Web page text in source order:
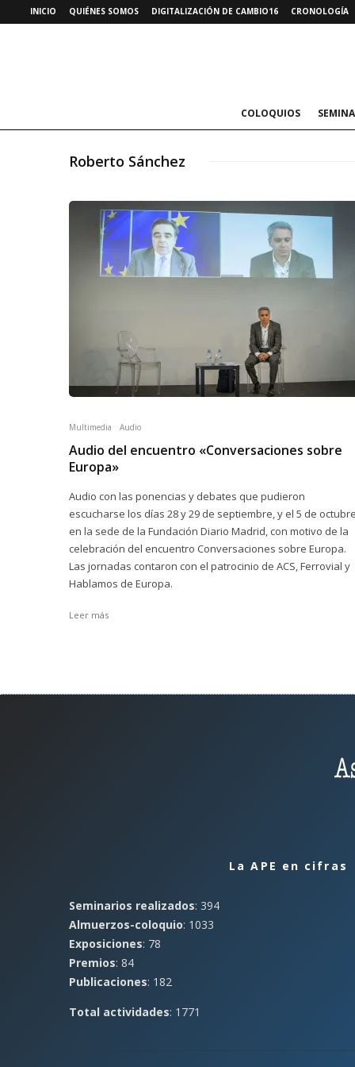
INICIO QUIÉNES SOMOS DIGITALIZACIÓN DE CAMBIO16 CRONOLOGÍA
COLOQUIOS
Roberto Sánchez
Multimedia Audio
Audio del encuentro «Conversaciones sobre
Europa»
Audio con las ponencias y debates que pudieron
escucharse los días 28 y 29 de septiembre, y el 5 de
en la sede de la Fundación Diario Madrid, con motivo de la
celebración del encuentro Conversaciones sobre Europa.
Las jornadas contaron con el patrocinio de ACS, Ferrovial y
Hablamos de Europa.
Leer más
La APE en cifras
Seminarios realizados: 394
Almuerzos-coloquio: 1033
Exposiciones: 78
Premios: 84
Publicaciones: 182
Total actividades: 1771